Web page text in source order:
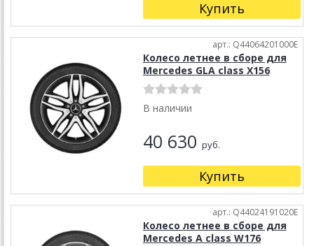
Купить
арт.: Q44064201000E
Колесо летнее в сборе для
Mercedes GLA class X156
В наличии
40 630 руб.
Купить
арт.: Q44024191020E
Колесо летнее в сборе для
Mercedes A class W176